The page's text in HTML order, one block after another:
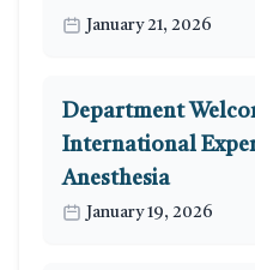
January 21, 2026
Department
International
Anesthesia
January 19, 2026